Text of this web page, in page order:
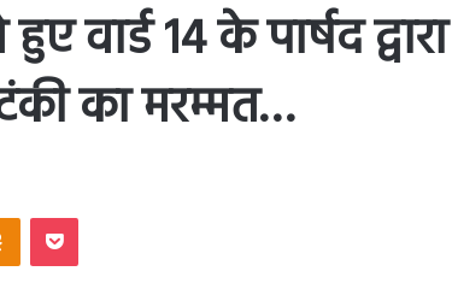
वार्ड 14 के पार्षद द्वारा
का मरम्मत…
Odnoklassniki
Pocket